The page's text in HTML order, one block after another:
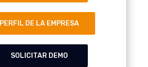
PERFIL DE LA EMPRESA
SOLICITAR DEMO